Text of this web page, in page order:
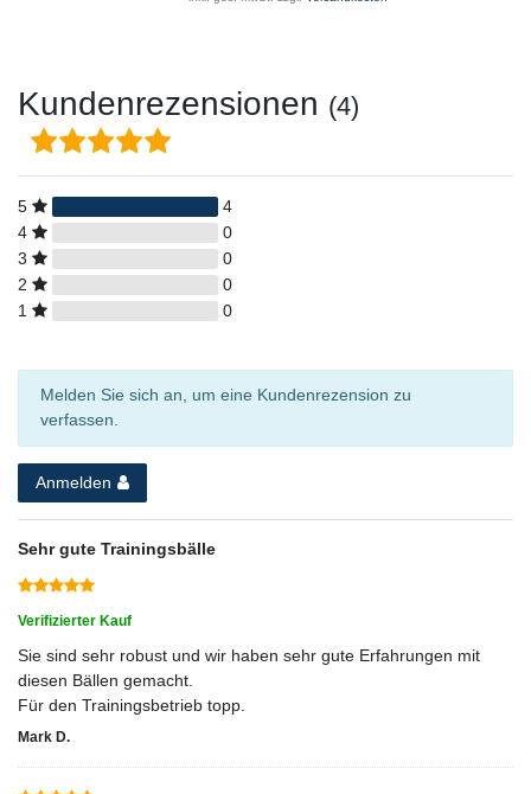
Kundenrezensionen (4)
5
4
4
0
3
0
2
0
1
0
Melden Sie sich an, um eine Kundenrezension zu
verfassen.
Anmelden
Sehr gute Trainingsbälle
Verifizierter Kauf
Sie sind sehr robust und wir haben sehr gute Erfahrungen mit
diesen Bällen gemacht.
Für den Trainingsbetrieb topp.
Mark D.